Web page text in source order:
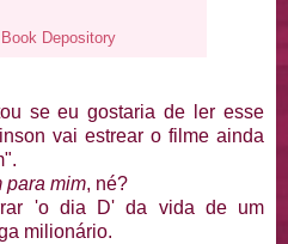
Book Depository
se eu gostaria de ler esse
vai estrear o filme ainda
para mim, né?
'o dia D' da vida de um
milionário.